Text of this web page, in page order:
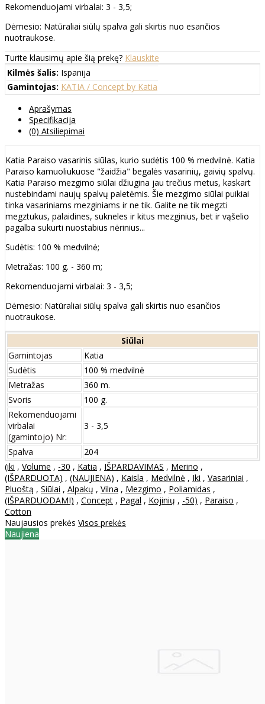
Rekomenduojami virbalai: 3 - 3,5;
Dėmesio: Natūraliai siūlų spalva gali skirtis nuo esančios
nuotraukose.
Turite klausimų apie šią prekę? Klauskite
Kilmės šalis: Ispanija
Gamintojas: KATIA / Concept by Katia
Aprašymas
Specifikacija
(0) Atsiliepimai
Katia Paraiso vasarinis siūlas, kurio sudėtis 100 % medvilnė. Katia
Paraiso kamuoliukuose "žaidžia" begalės vasarinių, gaivių spalvų.
Katia Paraiso mezgimo siūlai džiugina jau trečius metus, kaskart
nustebindami naujų spalvų paletėmis. Šie mezgimo siūlai puikiai
tinka vasariniams mezginiams ir ne tik. Galite ne tik megzti
megztukus, palaidines, sukneles ir kitus mezginius, bet ir vąšelio
pagalba sukurti nuostabius nėrinius...
Sudėtis: 100 % medvilnė;
Metražas: 100 g. - 360 m;
Rekomenduojami virbalai: 3 - 3,5;
Dėmesio: Natūraliai siūlų spalva gali skirtis nuo esančios
nuotraukose.
Siūlai
Gamintojas
Katia
Sudėtis
100 % medvilnė
Metražas
360 m.
Svoris
100 g.
Rekomenduojami
virbalai
(gamintojo) Nr:
3 - 3,5
Spalva
204
(iki , Volume , -30 , Katia , IŠPARDAVIMAS , Merino ,
(IŠPARDUOTA) , (NAUJIENA) , Kaisla , Medvilnė , Iki , Vasariniai ,
Pluoštą , Siūlai , Alpakų , Vilna , Mezgimo , Poliamidas ,
(IŠPARDUODAMI) , Concept , Pagal , Kojinių , -50) , Paraiso ,
Cotton
Naujausios prekės Visos prekės
Naujiena